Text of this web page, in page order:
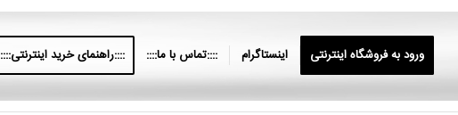
ورود به فروشگاه اینترنتی اینستاگرام ::::تماس با ما:::: ::::راهنمای خرید اینترنتی::::